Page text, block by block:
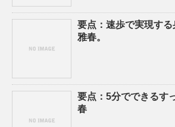
要点：速歩で実現す
雅春。
要点：5分でできるす
春